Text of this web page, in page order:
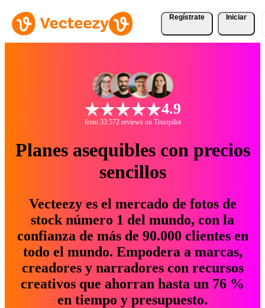
Regístrate Iniciar
4.9
from 33.572 reviews on Trustpilot
Planes asequibles con precios
sencillos
Vecteezy es el mercado de fotos de
stock número 1 del mundo, con la
confianza de más de 90.000 clientes en
todo el mundo. Empodera a marcas,
creadores y narradores con recursos
creativos que ahorran hasta un 76 %
en tiempo y presupuesto.